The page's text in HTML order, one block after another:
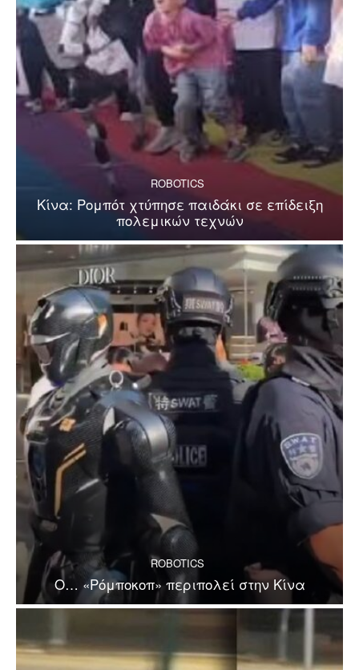
ROBOTICS
Κίνα: Ρομπότ χτύπησε παιδάκι σε επίδειξη
πολεμικών τεχνών
ROBOTICS
Ο… «Ρόμποκοπ» περιπολεί στην Κίνα